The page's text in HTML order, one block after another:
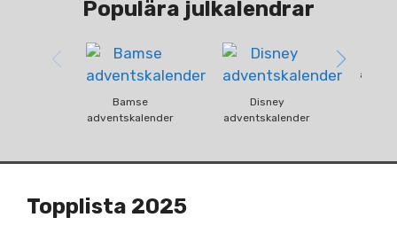
Populära julkalendrar
Bamse
adventskalender
Disney
adventskalender
Topplista 2025